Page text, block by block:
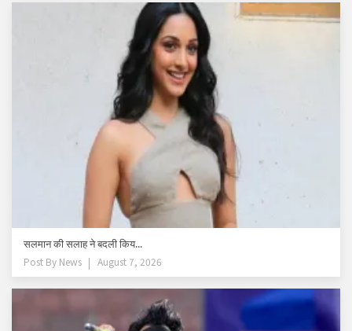
सलमान की सलाह ने बदली किय...
Post By News August 7, 2026